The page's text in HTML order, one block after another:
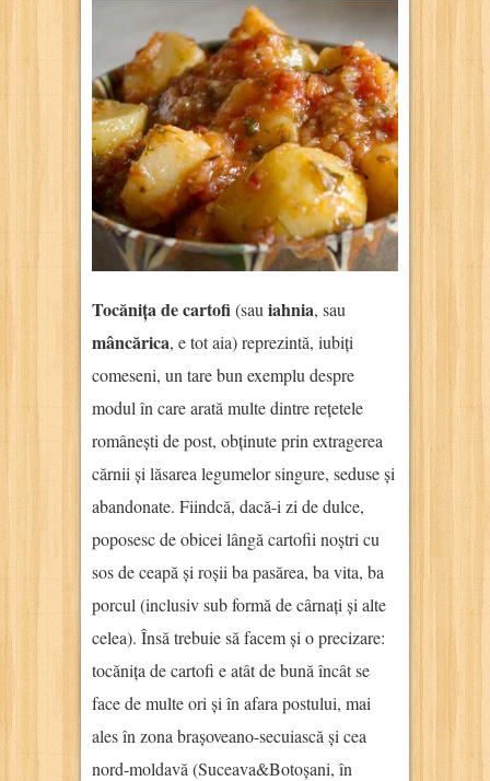
Tocănița de cartofi(sau iahnia, sau
mâncărica, e tot aia) reprezintă, iubiți
comeseni, un tare bun exemplu despre
modul în care arată multe dintre rețetele
românești de post, obținute prin extragerea
cărnii și lăsarea legumelor singure, seduse și
abandonate. Fiindcă, dacă-i zi de dulce,
poposesc de obicei lângă cartofii noștri cu
sos de ceapă și roșii ba pasărea, ba vita, ba
porcul (inclusiv sub formă de cârnați și alte
celea). Însă trebuie să facem și o precizare:
tocănița de cartofi e atât de bună încât se
face de multe ori și în afara postului, mai
ales în zona brașoveano-secuiască și cea
nord-moldavă (Suceava&Botoșani, în